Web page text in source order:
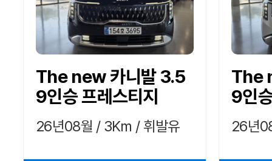
The new 카니발 3.5
9인승 프레스티지
26년08월 / 3Km / 휘발유
The
9인
26년